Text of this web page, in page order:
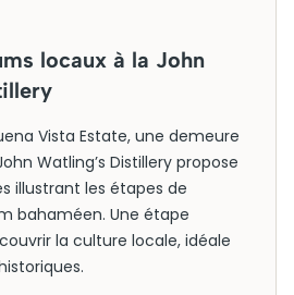
locaux à la John
Vista Estate, une demeure
Watling’s Distillery propose
illustrant les étapes de
bahaméen. Une étape
la culture locale, idéale